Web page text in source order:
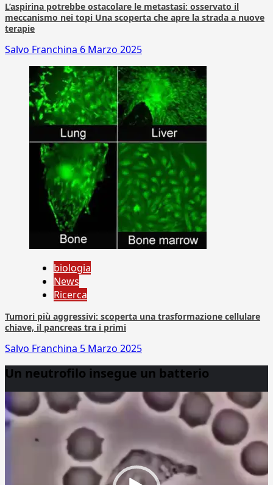
L’aspirina potrebbe ostacolare le metastasi: osservato il
meccanismo nei topi Una scoperta che apre la strada a nuove
terapie
Salvo Franchina 6 Marzo 2025
biologia
News
Ricerca
Tumori più aggressivi: scoperta una trasformazione cellulare
chiave, il pancreas tra i primi
Salvo Franchina 5 Marzo 2025
Un neutrofilo insegue un batterio
Player